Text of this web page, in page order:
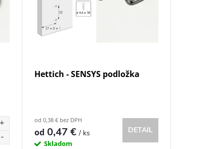
Hettich - SENSYS podložka
od 0,38 € bez DPH
od 0,47 €/ ks
Skladom
DETAIL